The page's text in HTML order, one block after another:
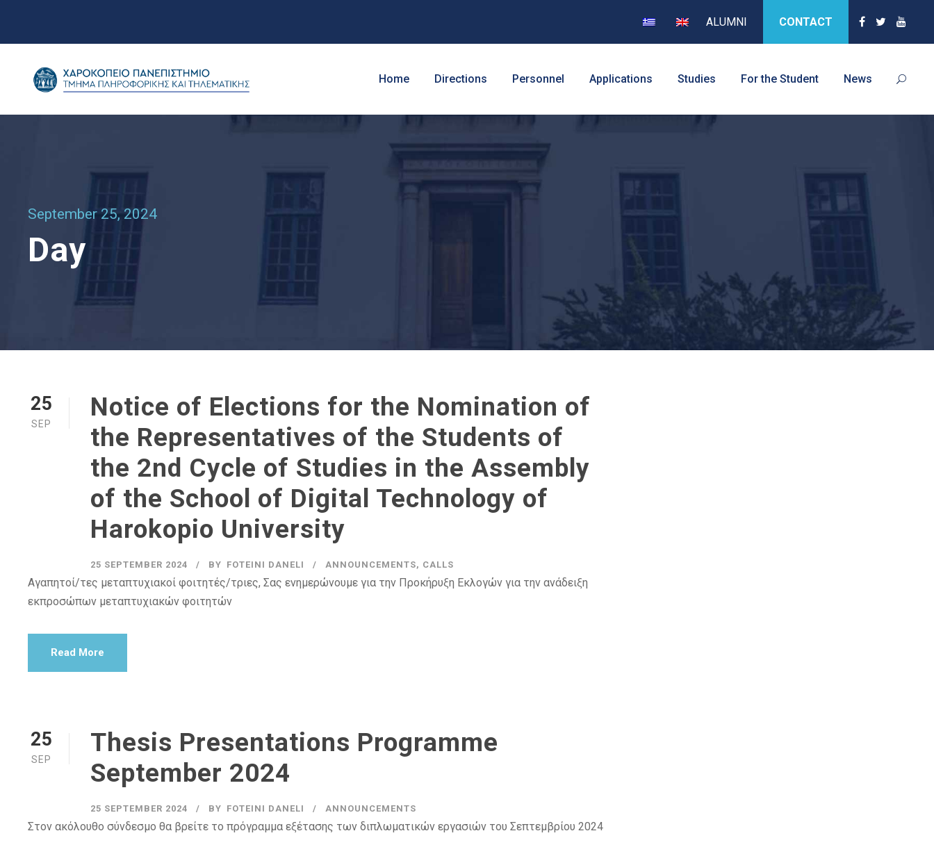
ALUMNI CONTACT
Home Directions Personnel Applications Studies For the Student News
September 25, 2024
Day
25
SEP
Notice of Elections for the Nomination of
the Representatives of the Students of
the 2nd Cycle of Studies in the Assembly
of the School of Digital Technology of
Harokopio University
25 SEPTEMBER 2024 BY FOTEINI DANELI ANNOUNCEMENTS, CALLS
Αγαπητοί/τες μεταπτυχιακοί φοιτητές/τριες, Σας ενημερώνουμε για την Προκήρυξη Εκλογών για την ανάδειξη
εκπροσώπων μεταπτυχιακών φοιτητών
Read More
25
SEP
Thesis Presentations Programme
September 2024
25 SEPTEMBER 2024 BY FOTEINI DANELI ANNOUNCEMENTS
Στον ακόλουθο σύνδεσμο θα βρείτε το πρόγραμμα εξέτασης των διπλωματικών εργασιών του Σεπτεμβρίου 2024